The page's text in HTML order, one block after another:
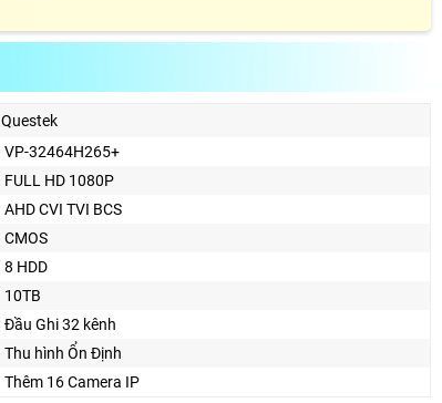
Questek
VP-32464H265+
FULL HD 1080P
AHD CVI TVI BCS
CMOS
8 HDD
10TB
Đầu Ghi 32 kênh
Thu hình Ổn Định
Thêm 16 Camera IP